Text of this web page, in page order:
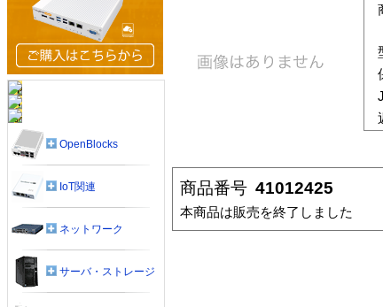
商品番号 41012425
本商品は販売を終了しました
OpenBlocks
IoT関連
ネットワーク
サーバ・ストレージ